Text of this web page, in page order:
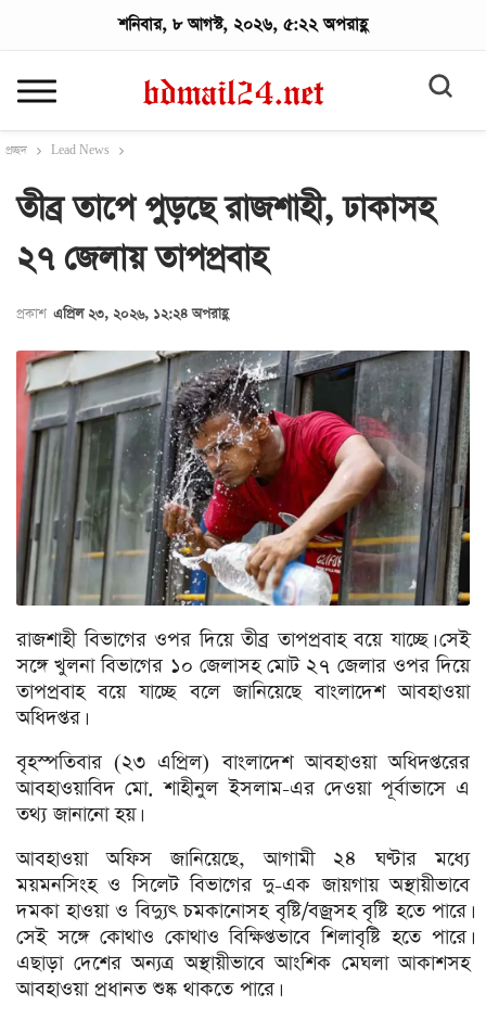
শনিবার, ৮ আগস্ট, ২০২৬, ৫:২২ অপরাহ্ণ
প্রচ্ছদ Lead News
তীব্র তাপে পুড়ছে রাজশাহী, ঢাকাসহ
২৭ জেলায় তাপপ্রবাহ
প্রকাশ এপ্রিল ২৩, ২০২৬, ১২:২৪ অপরাহ্ণ
রাজশাহী বিভাগের ওপর দিয়ে তীব্র তাপপ্রবাহ বয়ে যাচ্ছে। সেই
সঙ্গে খুলনা বিভাগের ১০ জেলাসহ মোট ২৭ জেলার ওপর দিয়ে
তাপপ্রবাহ বয়ে যাচ্ছে বলে জানিয়েছে বাংলাদেশ আবহাওয়া
অধিদপ্তর।
বৃহস্পতিবার (২৩ এপ্রিল) বাংলাদেশ আবহাওয়া অধিদপ্তরের
আবহাওয়াবিদ মো. শাহীনুল ইসলাম-এর দেওয়া পূর্বাভাসে এ
তথ্য জানানো হয়।
আবহাওয়া অফিস জানিয়েছে, আগামী ২৪ ঘণ্টার মধ্যে
ময়মনসিংহ ও সিলেট বিভাগের দু-এক জায়গায় অস্থায়ীভাবে
দমকা হাওয়া ও বিদ্যুৎ চমকানোসহ বৃষ্টি/বজ্রসহ বৃষ্টি হতে পারে।
সেই সঙ্গে কোথাও কোথাও বিক্ষিপ্তভাবে শিলাবৃষ্টি হতে পারে।
এছাড়া দেশের অন্যত্র অস্থায়ীভাবে আংশিক মেঘলা আকাশসহ
আবহাওয়া প্রধানত শুষ্ক থাকতে পারে।